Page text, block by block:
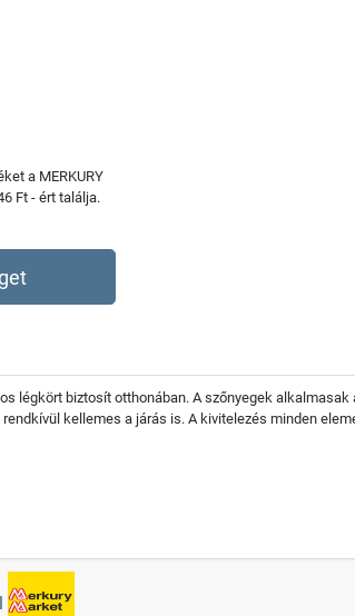
a MERKURY
Ft - ért találja.
légkört biztosít otthonában. A szőnyegek alkalmasak
kellemes a járás is. A kivitelezés minden